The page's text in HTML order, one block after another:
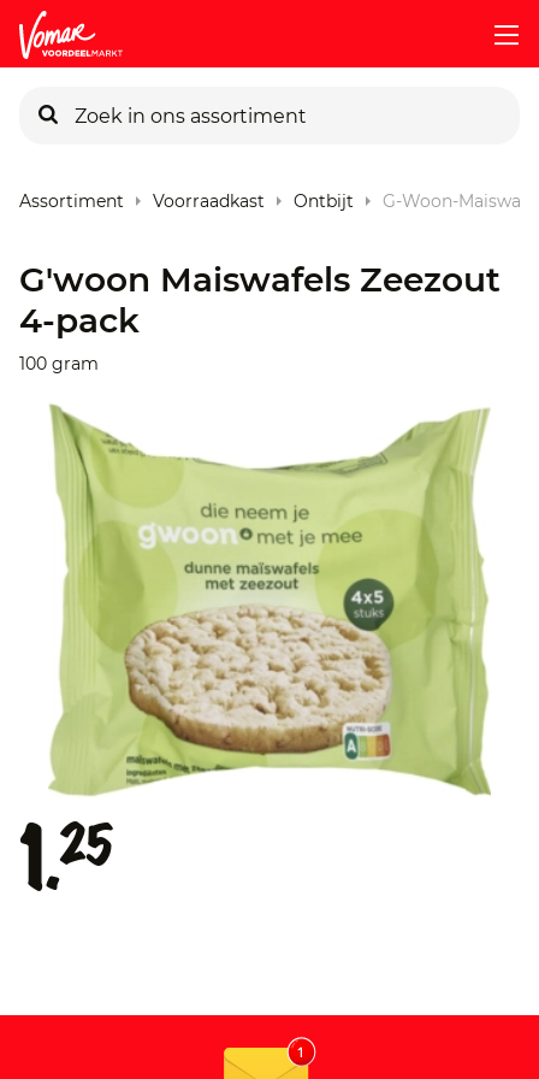
Persoonlijk KIK-account
Assortiment Voorraadkast Ontbijt G-Woon-
G'woon Maiswafels Zeezout
4-pack
100 gram
1.25